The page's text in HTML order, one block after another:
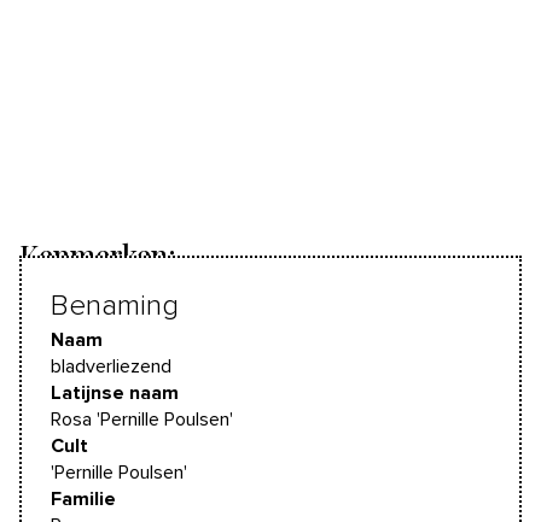
Kenmerken:
Benaming
Naam
bladverliezend
Latijnse naam
Rosa 'Pernille Poulsen'
Cult
'Pernille Poulsen'
Familie